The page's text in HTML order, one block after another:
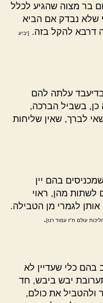
בר מצוה שהגיע לכלל
שלא נבדק אם הביא
דרבא להקל בזה.
[יביע
בדיעבד עלתה להם
בשביל הברכה,
לברך, שאין שליחות
בהם יין
לשתות מהן, ראוי
לגמרי מן הטבילה.
עולם ח"ז עמוד רנו].
בהם כלי שעדיין לא
יבש ביבש, חד
ולהטביל את כולם,